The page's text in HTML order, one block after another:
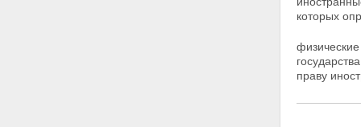
которых
праву